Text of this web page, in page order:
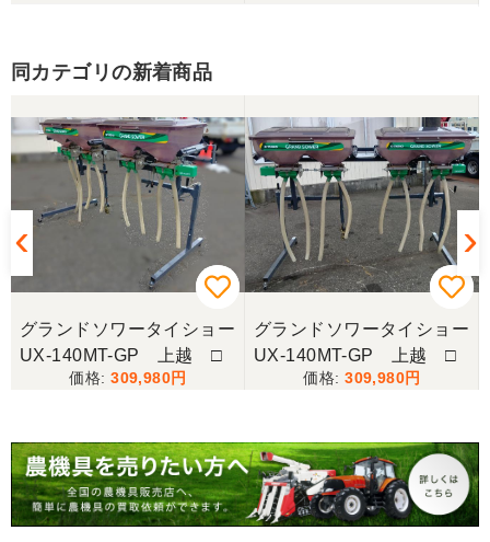
同カテゴリの新着商品
グランドソワータイショー
UX-140MT-GP 上越 □
309,980
グランドソワータイショー
UX-140MT-GP 上越 □
309,980